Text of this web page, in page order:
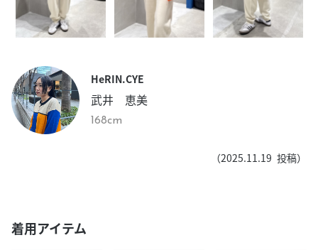
HeRIN.CYE
武井 恵美
168cm
（2025.11.19 投稿）
着用アイテム